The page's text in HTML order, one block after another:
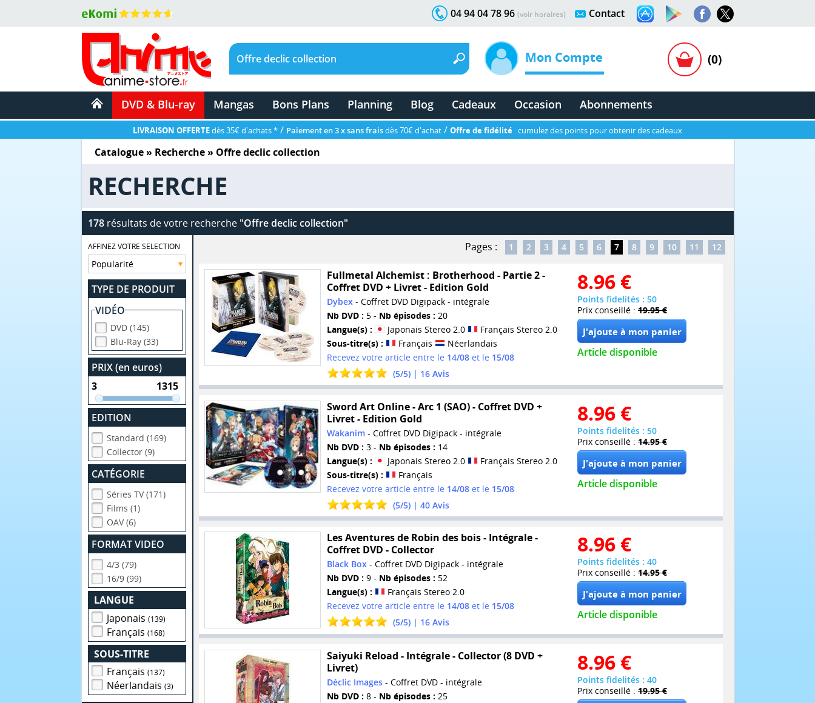
Contact
04 94 04 78 96 (voir horaires)
Mon Compte (0)
DVD & Blu-ray Mangas Bons Plans Planning Blog Cadeaux Occasion Abonnements
LIVRAISON OFFERTEdès 35€ d'achats * / Paiement en 3 x sans fraisdès 70€ d'achat / Offre de fidélité : cumulez des points pour obtenir des cadeaux
Catalogue» Recherche » Offre declic collection
RECHERCHE
178résultats de votre recherche "Offre declic collection"
AFFINEZ VOTRE SELECTION
TYPE DE PRODUIT
VIDÉO
DVD (145)
Blu-Ray (33)
PRIX (en euros)
EDITION
Standard (169)
Collector (9)
CATÉGORIE
Séries TV (171)
Films (1)
OAV (6)
FORMAT VIDEO
4/3 (79)
16/9 (99)
LANGUE
Japonais(139)
Français(168)
SOUS-TITRE
Français(137)
Néerlandais(3)
Pages : 1 2 3 4 5 6 7 8 9 10 11 12
Fullmetal Alchemist : Brotherhood - Partie 2 -
Coffret DVD + Livret - Edition Gold
Dybex- Coffret DVD Digipack - intégrale
Nb DVD : 5 - Nb épisodes : 20
Langue(s) :
Japonais Stereo 2.0
Français Stereo 2.0
Sous-titre(s) :
Français
Néerlandais
Recevez votre article entre le 14/08et le 15/08
(5/5) | 16Avis
8.96 €
Points fidelités : 50
Prix conseillé : 19.95 €
Article disponible
Sword Art Online - Arc 1 (SAO) - Coffret DVD +
Livret - Edition Gold
Wakanim- Coffret DVD Digipack - intégrale
Nb DVD : 3 - Nb épisodes : 14
Langue(s) :
Japonais Stereo 2.0
Français Stereo 2.0
Sous-titre(s) :
Français
Recevez votre article entre le 14/08et le 15/08
(5/5) | 40Avis
8.96 €
Points fidelités : 50
Prix conseillé : 14.95 €
Article disponible
Les Aventures de Robin des bois - Intégrale -
Coffret DVD - Collector
Black Box- Coffret DVD Digipack - intégrale
Nb DVD : 9 - Nb épisodes : 52
Langue(s) :
Français Stereo 2.0
Recevez votre article entre le 14/08et le 15/08
(5/5) | 16Avis
8.96 €
Points fidelités : 40
Prix conseillé : 14.95 €
Article disponible
Saiyuki Reload - Intégrale - Collector (8 DVD +
Livret)
Déclic Images- Coffret DVD - intégrale
Nb DVD : 8 - Nb épisodes : 25
8.96 €
Points fidelités : 40
Prix conseillé : 19.95 €